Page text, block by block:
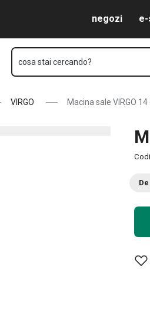
negozi
cosa stai cercando?
VIRGO Macina sale VIRGO 14